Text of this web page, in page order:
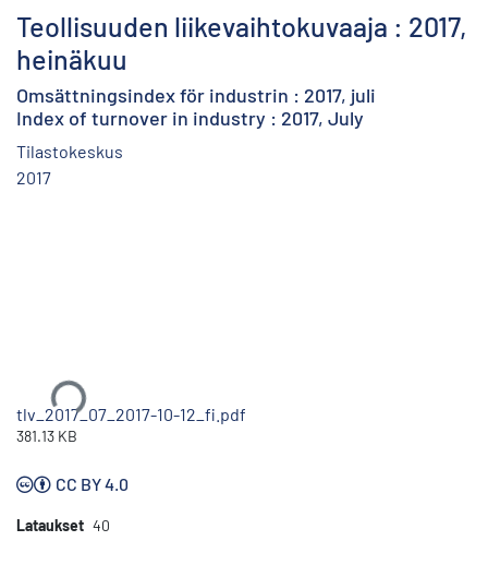
Teollisuuden liikevaihtokuvaaja : 2017,
heinäkuu
Omsättningsindex för industrin : 2017, juli
Index of turnover in industry : 2017, July
Tilastokeskus
2017
Ladataan...
tlv_2017_07_2017-10-12_fi.pdf
381.13 KB
CC BY 4.0
Lataukset 40